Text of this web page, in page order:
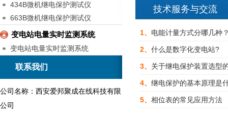
434B微机继电保护测试仪
663B微机继电保护测试仪
变电站电量实时监测系统
变电站电量实时监测系统
联系我们
公司名称：西安爱邦聚成在线科技有限
公司
技术服务与交流
1、 电能计量方式分哪几种
2、 什么是数字化变电站?
3、 关于继电保护装置选型
4、 继电保护的基本原理是
5、 相位表的常见应用方法